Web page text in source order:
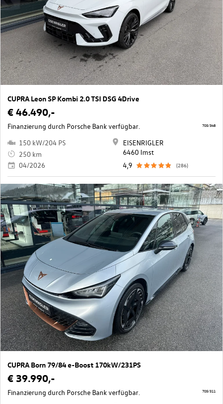
CUPRA Leon SP Kombi 2.0 TSI DSG 4Drive
€ 46.490,-
Finanzierung durch Porsche Bank verfügbar.
150 kW/204 PS
250 km
04/2026
EISENRIGLER
6460 Imst
4,9
(286)
705/348
CUPRA Born 79/84 e-Boost 170kW/231PS
€ 39.990,-
Finanzierung durch Porsche Bank verfügbar.
705/311